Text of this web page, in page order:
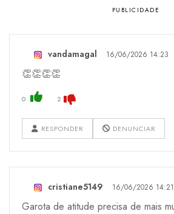
vandamagal 16/06/2026 14:23
👏👏👏👏
0 2
RESPONDER DENUNCIAR
cristiane5149 16/06/2026 14:21
Garota de atitude precisa de mais